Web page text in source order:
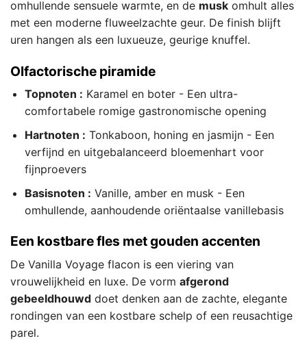
omhullende sensuele warmte, en de musk omhult alles
met een moderne fluweelzachte geur. De finish blijft
uren hangen als een luxueuze, geurige knuffel.
Olfactorische piramide
Topnoten : Karamel en boter - Een ultra-
comfortabele romige gastronomische opening
Hartnoten : Tonkaboon, honing en jasmijn - Een
verfijnd en uitgebalanceerd bloemenhart voor
fijnproevers
Basisnoten : Vanille, amber en musk - Een
omhullende, aanhoudende oriëntaalse vanillebasis
Een kostbare fles met gouden accenten
De Vanilla Voyage flacon is een viering van
vrouwelijkheid en luxe. De vorm afgerond
gebeeldhouwd doet denken aan de zachte, elegante
rondingen van een kostbare schelp of een reusachtige
parel.